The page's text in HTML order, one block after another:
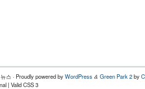
스 · Proudly powered byWordPress & Green Park 2by
| Valid CSS 3